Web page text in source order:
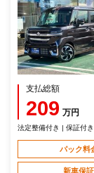
支払総額
209 万円
法定整備付き | 保証付
パック料
新車保